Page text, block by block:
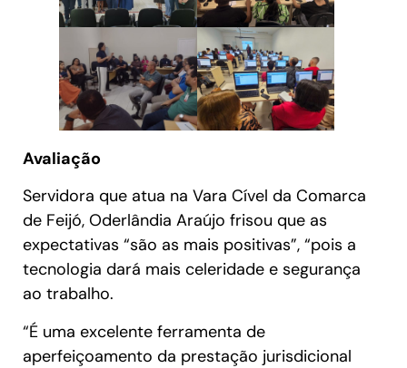
Avaliação
Servidora que atua na Vara Cível da Comarca
de Feijó, Oderlândia Araújo frisou que as
expectativas “são as mais positivas”, “pois a
tecnologia dará mais celeridade e segurança
ao trabalho.
“É uma excelente ferramenta de
aperfeiçoamento da prestação jurisdicional